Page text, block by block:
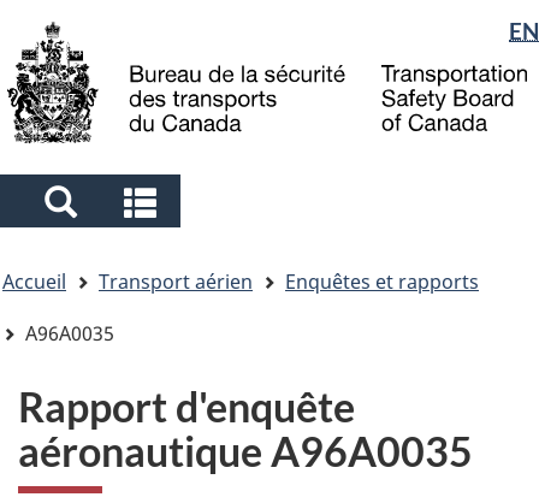
to
main
to
"About
government"
à
la
Sélection
de
la
langue
EN
Search
and
menus
and
menus
êtes
ici
Accueil Transport aérien
Enquêtes et rapports
A96A0035
Rapport d'enquête
aéronautique A96A0035